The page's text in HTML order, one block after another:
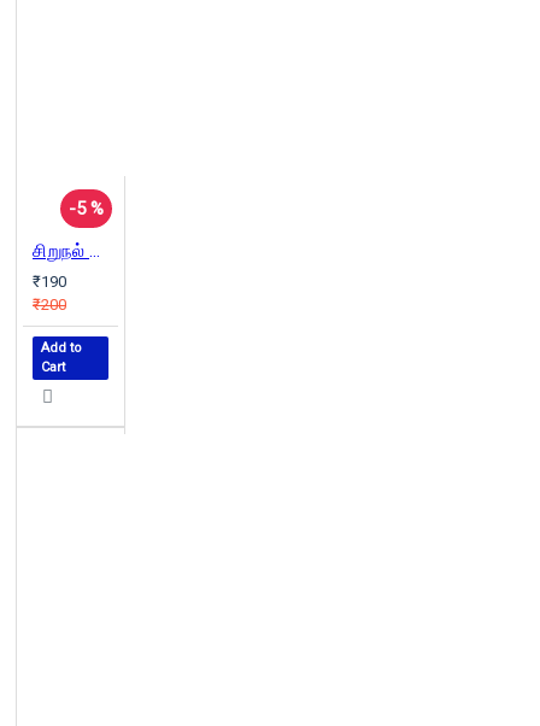
-5 %
சிறுநல் வாழ்க்கை
₹190
₹200
Add to
Cart